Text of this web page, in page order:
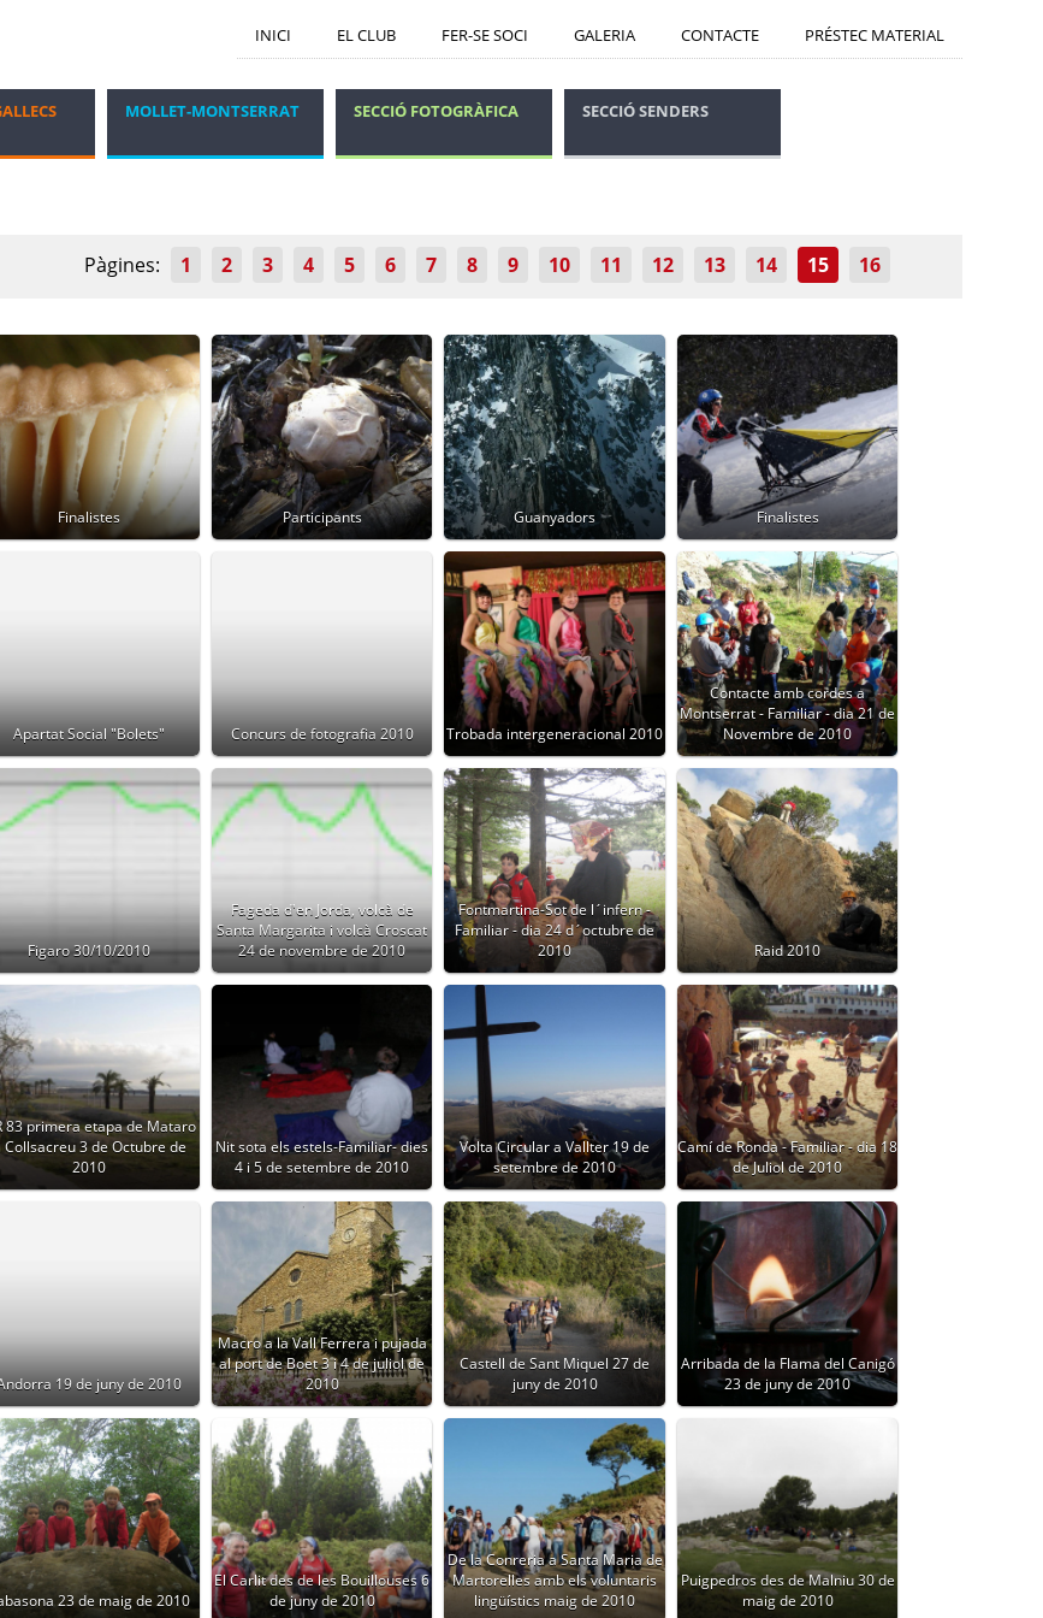
INICI EL CLUB FER-SE SOCI GALERIA CONTACTE PRÉSTEC MATERIAL
MOLLET-MONTSERRAT SECCIÓ FOTOGRÀFICA SECCIÓ SENDERS
Pàgines: 1 2 3 4 5 6 7 8 9 10 11 12 13 14 15 16
Finalistes Participants Guanyadors Finalistes
Apartat Social "Bolets" Concurs de fotografia 2010 Trobada intergeneracional 2010
Contacte amb cordes a
Montserrat - Familiar - dia 21 de
Novembre de 2010
Figaro 30/10/2010
Fageda d'en Jorda, volcà de
Santa Margarita i volcà Croscat
24 de novembre de 2010
Fontmartina-Sot de l´infern -
Familiar - dia 24 d´octubre de
2010
Raid 2010
83 primera etapa de Mataro
Collsacreu 3 de Octubre de
2010
Nit sota els estels-Familiar- dies
4 i 5 de setembre de 2010
Volta Circular a Vallter 19 de
setembre de 2010
Camí de Ronda - Familiar - dia 18
de Juliol de 2010
19 de juny de 2010
Macro a la Vall Ferrera i pujada
al port de Boet 3 i 4 de juliol de
2010
Castell de Sant Miquel 27 de
juny de 2010
Arribada de la Flama del Canigó
23 de juny de 2010
23 de maig de 2010
El Carlit des de les Bouillouses 6
de juny de 2010
De la Conreria a Santa Maria de
Martorelles amb els voluntaris
lingüístics maig de 2010
Puigpedros des de Malniu 30 de
maig de 2010